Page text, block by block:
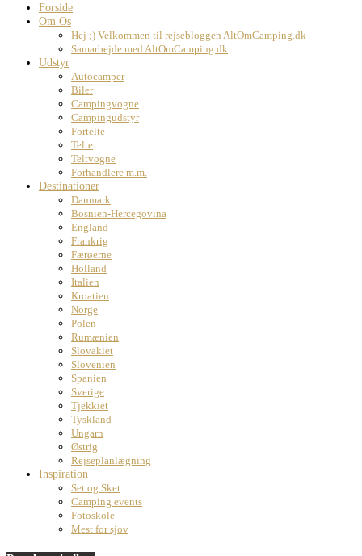
Forside
Om Os
Hej ;) Velkommen til rejsebloggen AltOmCamping.dk
Samarbejde med AltOmCamping.dk
Udstyr
Autocamper
Biler
Campingvogne
Campingudstyr
Fortelte
Telte
Teltvogne
Forhandlere m.m.
Destinationer
Danmark
Bosnien-Hercegovina
England
Frankrig
Færøerne
Holland
Italien
Kroatien
Norge
Polen
Rumænien
Slovakiet
Slovenien
Spanien
Sverige
Tjekkiet
Tyskland
Ungarn
Østrig
Rejseplanlægning
Inspiration
Set og Sket
Camping events
Fotoskole
Mest for sjov